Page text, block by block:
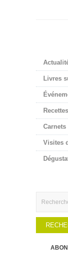
Livres
Carnets
Visites